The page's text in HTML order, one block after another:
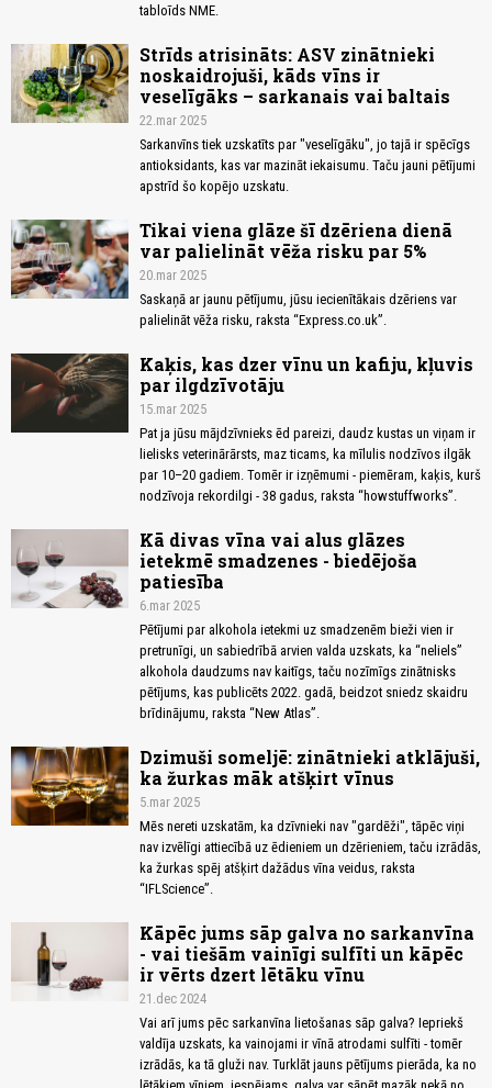
tabloīds NME.
Strīds atrisināts: ASV zinātnieki
noskaidrojuši, kāds vīns ir
veselīgāks – sarkanais vai baltais
22.mar 2025
Sarkanvīns tiek uzskatīts par "veselīgāku", jo tajā ir spēcīgs
antioksidants, kas var mazināt iekaisumu. Taču jauni pētījumi
apstrīd šo kopējo uzskatu.
Tikai viena glāze šī dzēriena dienā
var palielināt vēža risku par 5%
20.mar 2025
Saskaņā ar jaunu pētījumu, jūsu iecienītākais dzēriens var
palielināt vēža risku, raksta “Express.co.uk”.
Kaķis, kas dzer vīnu un kafiju, kļuvis
par ilgdzīvotāju
15.mar 2025
Pat ja jūsu mājdzīvnieks ēd pareizi, daudz kustas un viņam ir
lielisks veterinārārsts, maz ticams, ka mīlulis nodzīvos ilgāk
par 10–20 gadiem. Tomēr ir izņēmumi - piemēram, kaķis, kurš
nodzīvoja rekordilgi - 38 gadus, raksta “howstuffworks”.
Kā divas vīna vai alus glāzes
ietekmē smadzenes - biedējoša
patiesība
6.mar 2025
Pētījumi par alkohola ietekmi uz smadzenēm bieži vien ir
pretrunīgi, un sabiedrībā arvien valda uzskats, ka “neliels”
alkohola daudzums nav kaitīgs, taču nozīmīgs zinātnisks
pētījums, kas publicēts 2022. gadā, beidzot sniedz skaidru
brīdinājumu, raksta “New Atlas”.
Dzimuši someljē: zinātnieki atklājuši,
ka žurkas māk atšķirt vīnus
5.mar 2025
Mēs nereti uzskatām, ka dzīvnieki nav "gardēži", tāpēc viņi
nav izvēlīgi attiecībā uz ēdieniem un dzērieniem, taču izrādās,
ka žurkas spēj atšķirt dažādus vīna veidus, raksta
“IFLScience”.
Kāpēc jums sāp galva no sarkanvīna
- vai tiešām vainīgi sulfīti un kāpēc
ir vērts dzert lētāku vīnu
21.dec 2024
Vai arī jums pēc sarkanvīna lietošanas sāp galva? Iepriekš
valdīja uzskats, ka vainojami ir vīnā atrodami sulfīti - tomēr
izrādās, ka tā gluži nav. Turklāt jauns pētījums pierāda, ka no